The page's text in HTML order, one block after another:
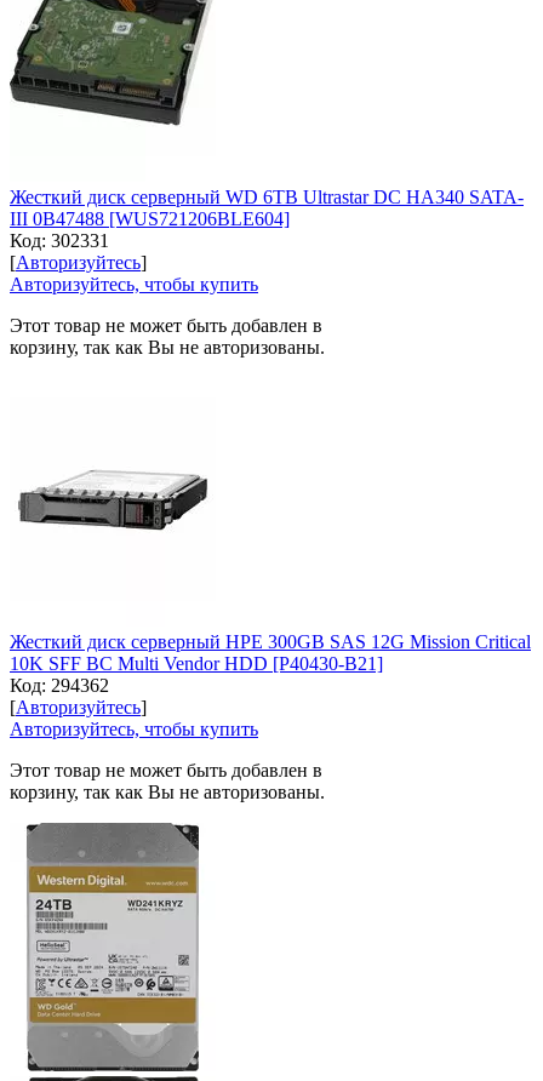
Жесткий диск серверный WD 6TB Ultrastar DC HA340 SATA-
III 0B47488 [WUS721206BLE604]
Код: 302331
[Авторизуйтесь]
Авторизуйтесь, чтобы купить
Этот товар не может быть добавлен в
корзину, так как Вы не авторизованы.
Жесткий диск серверный HPE 300GB SAS 12G Mission Critical
10K SFF BC Multi Vendor HDD [P40430-B21]
Код: 294362
[Авторизуйтесь]
Авторизуйтесь, чтобы купить
Этот товар не может быть добавлен в
корзину, так как Вы не авторизованы.